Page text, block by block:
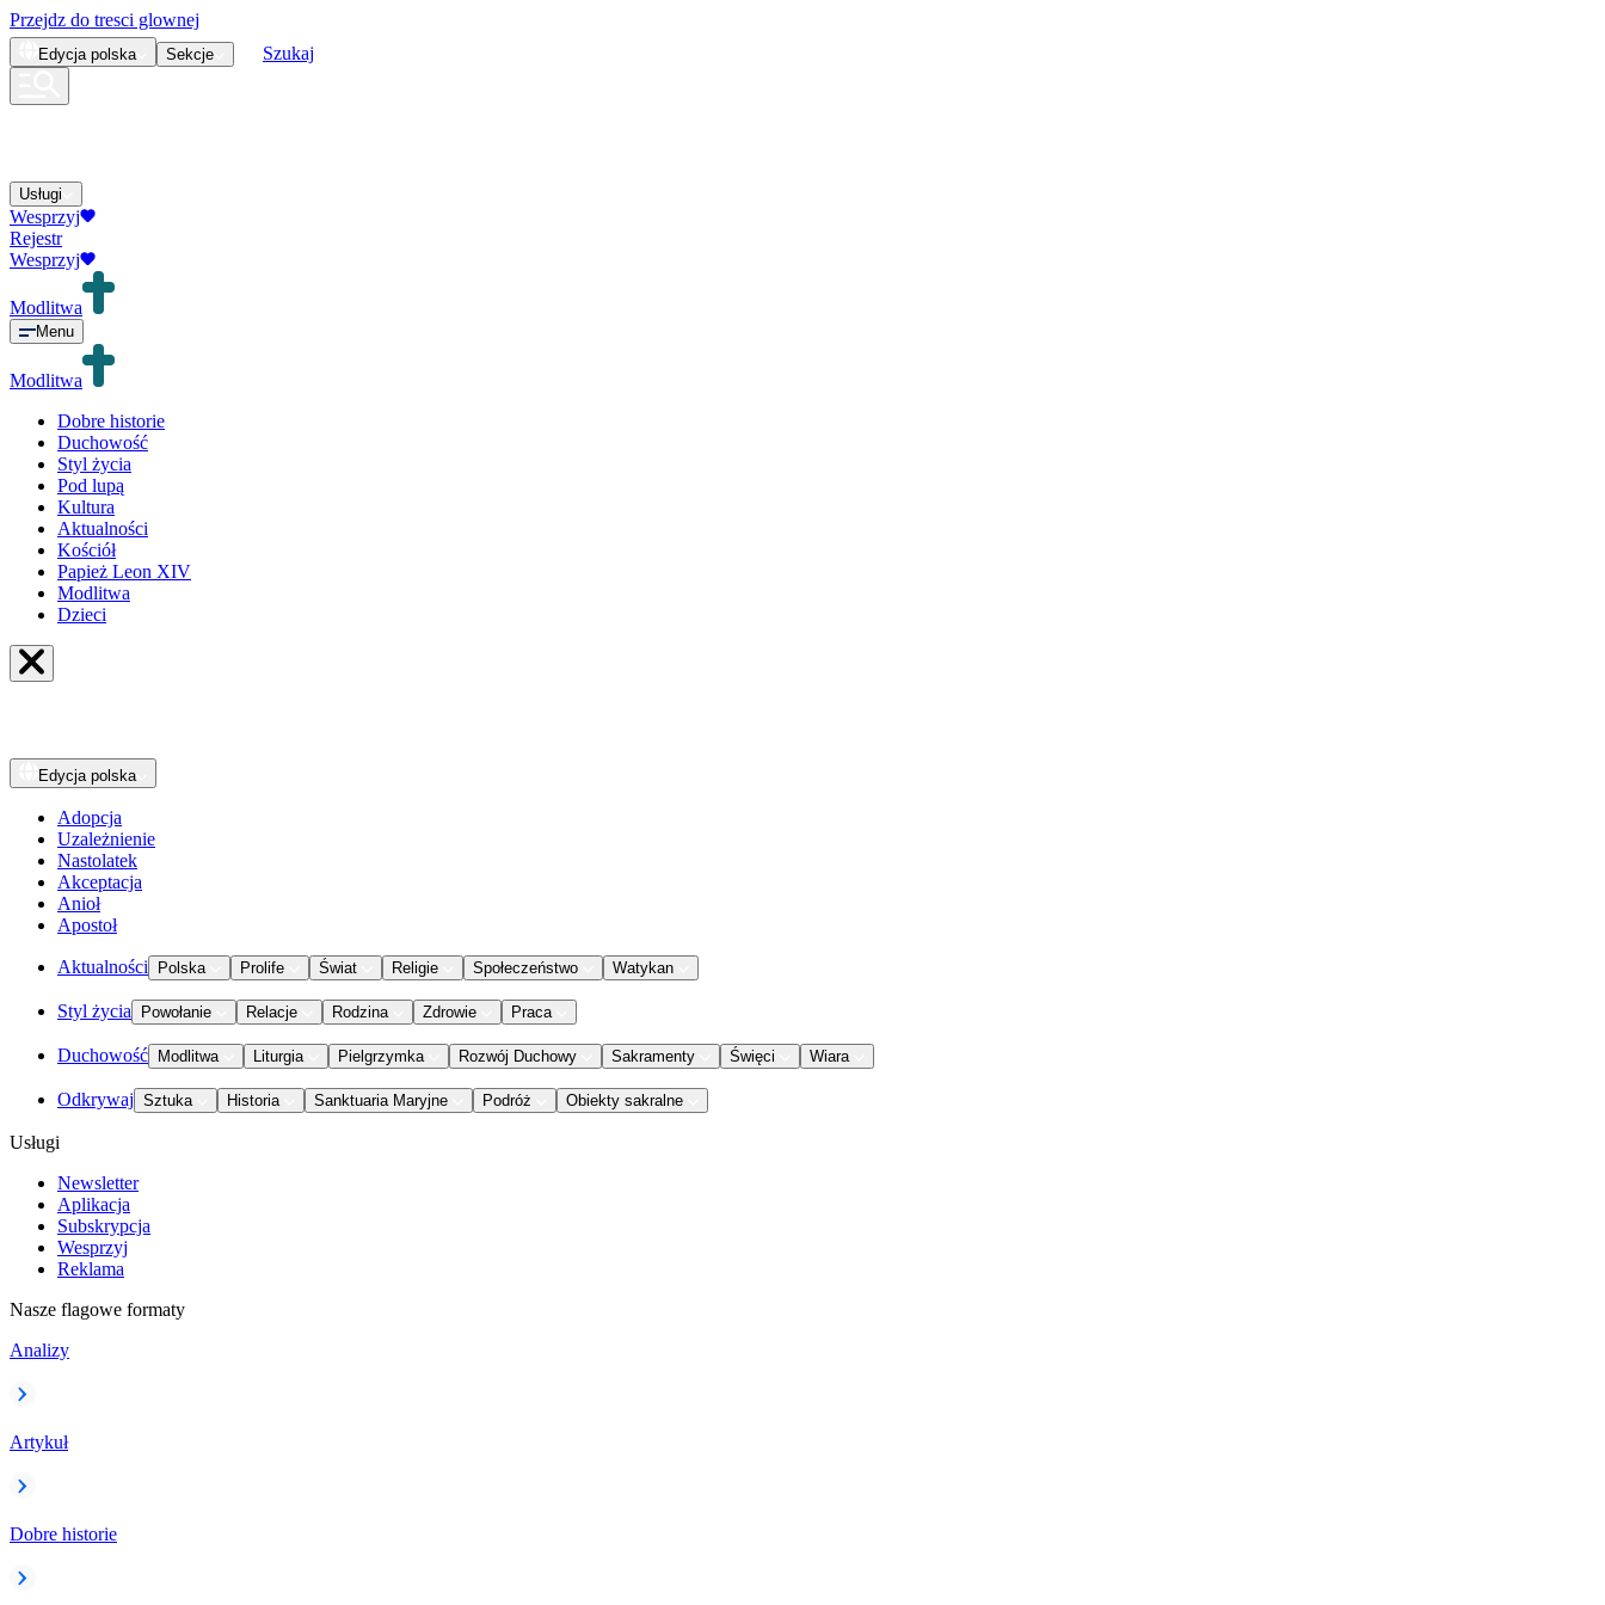
Przejdz do tresci glownej
Edycja polska Sekcje Szukaj
Usługi
Wesprzyj
Rejestr
Wesprzyj
Modlitwa
Menu
Modlitwa
Dobre historie
Duchowość
Styl życia
Pod lupą
Kultura
Aktualności
Kościół
Papież Leon XIV
Modlitwa
Dzieci
Edycja polska
Adopcja
Uzależnienie
Nastolatek
Akceptacja
Anioł
Apostoł
Aktualności Polska Prolife Świat Religie Społeczeństwo Watykan
Styl życia Powołanie Relacje Rodzina Zdrowie Praca
Duchowość Modlitwa Liturgia Pielgrzymka Rozwój Duchowy Sakramenty Święci Wiara
Odkrywaj Sztuka Historia Sanktuaria Maryjne Podróż Obiekty sakralne
Usługi
Newsletter
Aplikacja
Subskrypcja
Wesprzyj
Reklama
Nasze flagowe formaty
Analizy
Artykuł
Dobre historie